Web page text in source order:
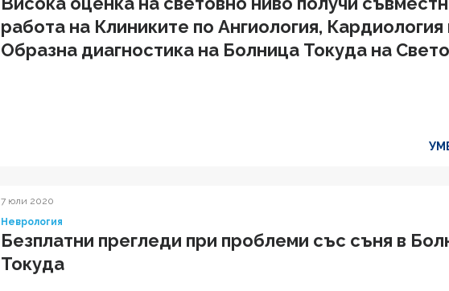
работа на Клиниките по Ангиология, Кардиология
Образна диагностика на Болница Токуда на
7 юли 2020
Неврология
Безплатни прегледи при проблеми със съня в
Токуда